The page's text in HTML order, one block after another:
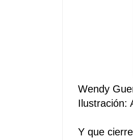
Wendy
Ilustración:
Y que